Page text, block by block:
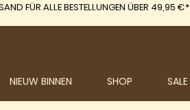
NIEUW BINNEN SHOP SALE
FÜR ALLE BESTELLUNGEN ÜBER 49,95 €*